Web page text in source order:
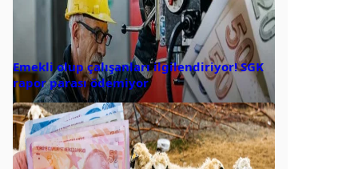
Emekli olup çalışanları ilgilendiriyor! SGK
rapor parası ödemiyor